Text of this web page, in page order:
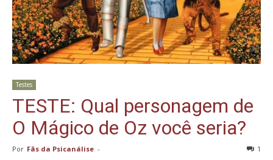
Testes
TESTE: Qual personagem de
O Mágico de Oz você seria?
Por Fãs da Psicanálise - 1